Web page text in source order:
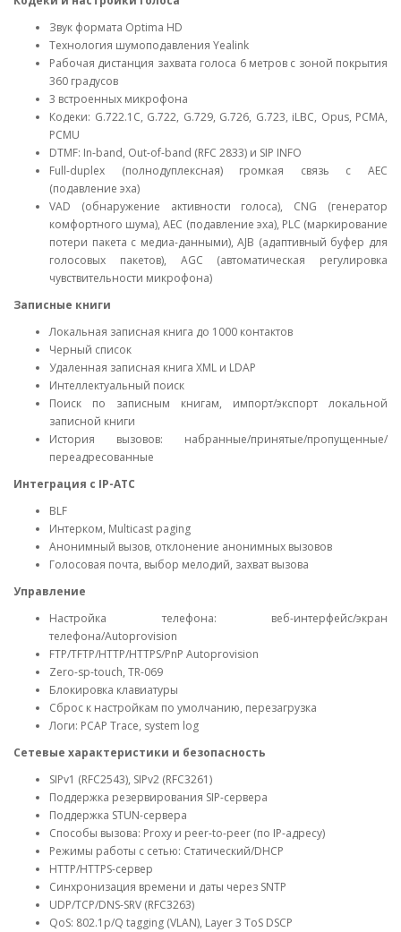
Звук формата Optima HD
Технология шумоподавления Yealink
Рабочая дистанция захвата голоса 6 метров с зоной покрытия
360 градусов
3 встроенных микрофона
Кодеки: G.722.1C, G.722, G.729, G.726, G.723, iLBC, Opus, PCMA,
PCMU
DTMF: In-band, Out-of-band (RFC 2833) и SIP INFO
Full-duplex (полнодуплексная) громкая связь с AEC
(подавление эха)
VAD (обнаружение активности голоса), CNG (генератор
комфортного шума), AEC (подавление эха), PLC (маркирование
потери пакета с медиа-данными), AJB (адаптивный буфер для
голосовых пакетов), AGC (автоматическая регулировка
чувствительности микрофона)
Записные книги
Локальная записная книга до 1000 контактов
Черный список
Удаленная записная книга XML и LDAP
Интеллектуальный поиск
Поиск по записным книгам, импорт/экспорт локальной
записной книги
История вызовов: набранные/принятые/пропущенные/
переадресованные
Интеграция с IP-АТС
BLF
Интерком, Multicast paging
Анонимный вызов, отклонение анонимных вызовов
Голосовая почта, выбор мелодий, захват вызова
Управление
Настройка телефона: веб-интерфейс/экран
телефона/Autoprovision
FTP/TFTP/HTTP/HTTPS/PnP Autoprovision
Zero-sp-touch, TR-069
Блокировка клавиатуры
Сброс к настройкам по умолчанию, перезагрузка
Логи: PCAP Trace, system log
Сетевые характеристики и безопасность
SIPv1 (RFC2543), SIPv2 (RFC3261)
Поддержка резервирования SIP-сервера
Поддержка STUN-сервера
Способы вызова: Proxy и peer-to-peer (по IP-адресу)
Режимы работы с сетью: Статический/DHCP
HTTP/HTTPS-сервер
Синхронизация времени и даты через SNTP
UDP/TCP/DNS-SRV (RFC3263)
QoS: 802.1p/Q tagging (VLAN), Layer 3 ToS DSCP